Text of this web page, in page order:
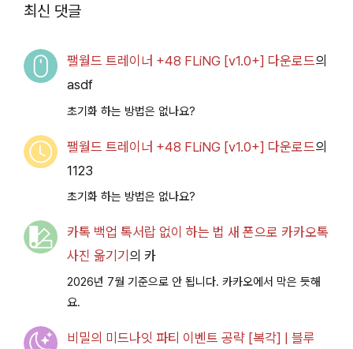
최신 댓글
팰월드 트레이너 +48 FLiNG [v1.0+] 다운로드의
asdf
초기화 하는 방법은 없나요?
팰월드 트레이너 +48 FLiNG [v1.0+] 다운로드의
1123
초기화 하는 방법은 없나요?
카톡 백업 톡서랍 없이 하는 법 새 폰으로 카카오톡
사진 옮기기 의 카
2026년 7월 기준으로 안 됩니다. 카카오에서 막은 듯해
요.
비밀의 미드나잇 파티 이벤트 공략 [복각] | 블루